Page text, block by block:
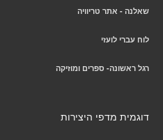
שאלנה - אתר טריוויה
לוח עברי לועזי
רגל ראשונה- ספרים ומוזיקה
דוגמית מדפי היצירות